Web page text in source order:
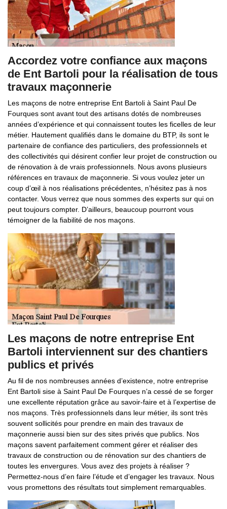
Accordez votre confiance aux maçons
de Ent Bartoli pour la réalisation de tous
travaux maçonnerie
Les maçons de notre entreprise Ent Bartoli à Saint Paul De
Fourques sont avant tout des artisans dotés de nombreuses
années d’expérience et qui connaissent toutes les ficelles de leur
métier. Hautement qualifiés dans le domaine du BTP, ils sont le
partenaire de confiance des particuliers, des professionnels et
des collectivités qui désirent confier leur projet de construction ou
de rénovation à de vrais professionnels. Nous avons plusieurs
références en travaux de maçonnerie. Si vous voulez jeter un
coup d’œil à nos réalisations précédentes, n’hésitez pas à nos
contacter. Vous verrez que nous sommes des experts sur qui on
peut toujours compter. D’ailleurs, beaucoup pourront vous
témoigner de la fiabilité de nos maçons.
Les maçons de notre entreprise Ent
Bartoli interviennent sur des chantiers
publics et privés
Au fil de nos nombreuses années d’existence, notre entreprise
Ent Bartoli sise à Saint Paul De Fourques n’a cessé de se forger
une excellente réputation grâce au savoir-faire et à l’expertise de
nos maçons. Très professionnels dans leur métier, ils sont très
souvent sollicités pour prendre en main des travaux de
maçonnerie aussi bien sur des sites privés que publics. Nos
maçons savent parfaitement comment gérer et réaliser des
travaux de construction ou de rénovation sur des chantiers de
toutes les envergures. Vous avez des projets à réaliser ?
Permettez-nous d’en faire l’étude et d’engager les travaux. Nous
vous promettons des résultats tout simplement remarquables.